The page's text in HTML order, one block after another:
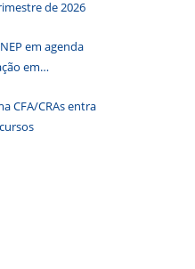
de 2026
em agenda
em
CFA/CRAs entra